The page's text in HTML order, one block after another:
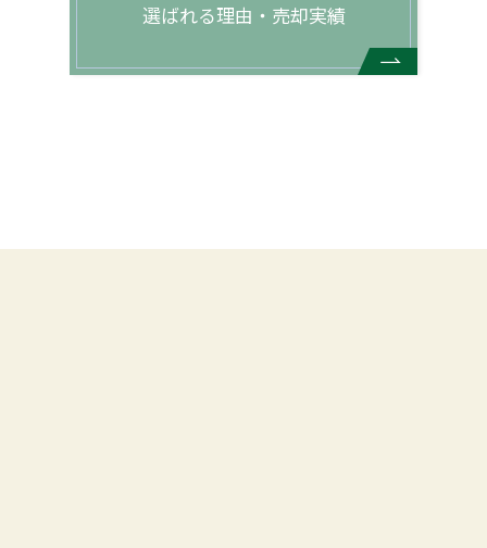
選ばれる理由・売却実績